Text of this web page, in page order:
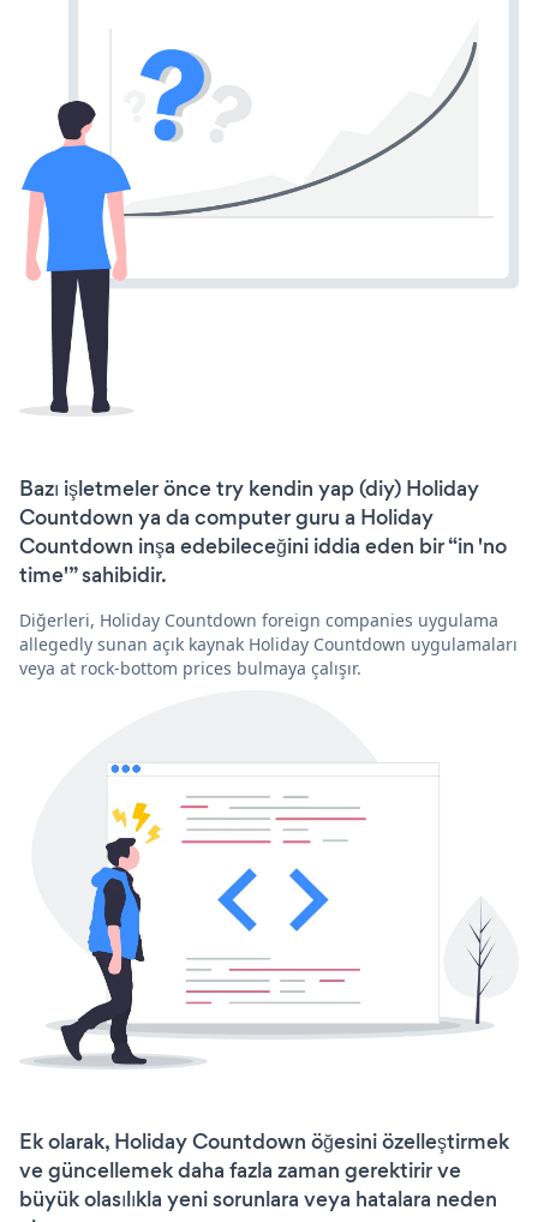
Bazı işletmeler önce try kendin yap (diy) Holiday
Countdown ya da computer guru a Holiday
Countdown inşa edebileceğini iddia eden bir “in 'no
time'” sahibidir.
Diğerleri, Holiday Countdown foreign companies uygulama
allegedly sunan açık kaynak Holiday Countdown uygulamaları
veya at rock-bottom prices bulmaya çalışır.
Ek olarak, Holiday Countdown öğesini özelleştirmek
ve güncellemek daha fazla zaman gerektirir ve
büyük olasılıkla yeni sorunlara veya hatalara neden